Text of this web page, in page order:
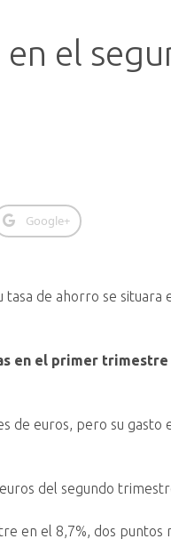
el
Google+
tasa de ahorro se situara
en el primer trimestre
de euros, pero su gasto
del segundo
en el 8,7%, dos